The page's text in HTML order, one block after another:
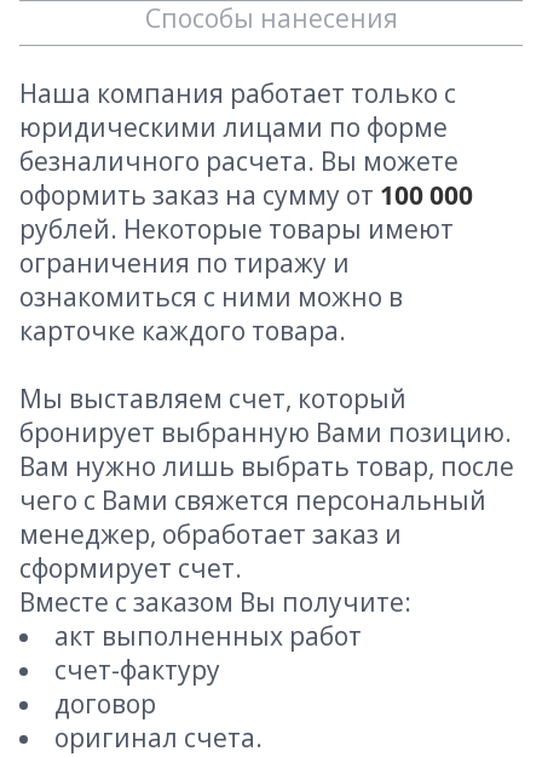
Способы нанесения
Наша компания работает только с
юридическими лицами по форме
безналичного расчета. Вы можете
оформить заказ на сумму от 100 000
рублей. Некоторые товары имеют
ограничения по тиражу и
ознакомиться с ними можно в
карточке каждого товара.
Мы выставляем счет, который
бронирует выбранную Вами позицию.
Вам нужно лишь выбрать товар, после
чего с Вами свяжется персональный
менеджер, обработает заказ и
сформирует счет.
Вместе с заказом Вы получите:
акт выполненных работ
счет-фактуру
договор
оригинал счета.